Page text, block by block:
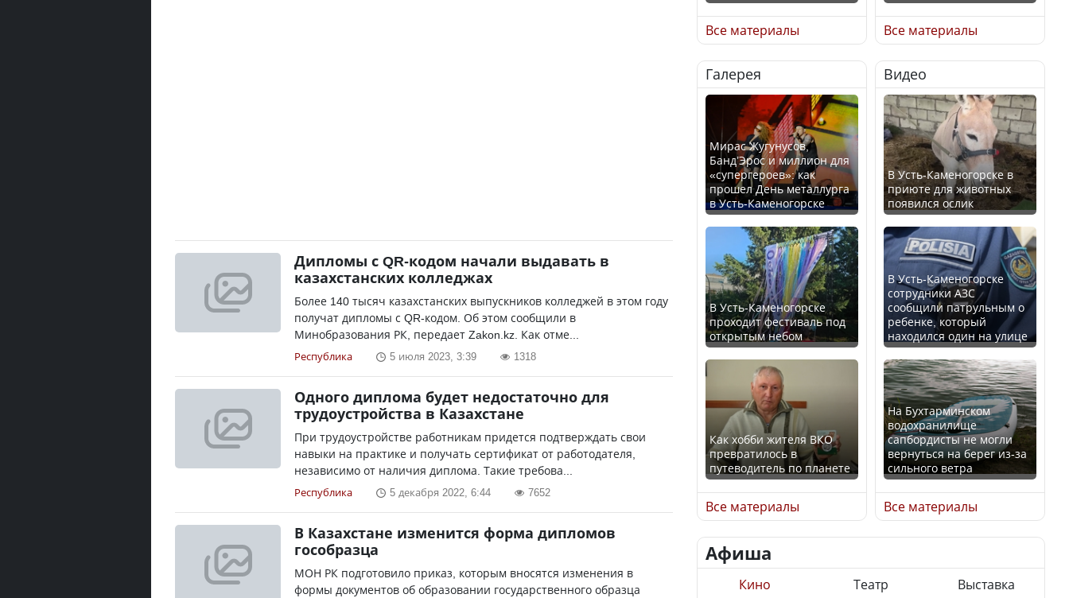
Дипломы с QR-кодом начали выдавать в
казахстанских колледжах
Более 140 тысяч казахстанских выпускников колледжей в этом году
получат дипломы с QR-кодом. Об этом сообщили в
Минобразования РК, передает Zakon.kz. Как отме...
Республика 5 июля 2023, 3:39 1318
Одного диплома будет недостаточно для
трудоустройства в Казахстане
При трудоустройстве работникам придется подтверждать свои
навыки на практике и получать сертификат от работодателя,
независимо от наличия диплома. Такие требова...
Республика 5 декабря 2022, 6:44 7652
В Казахстане изменится форма дипломов
гособразца
МОН РК подготовило приказ, которым вносятся изменения в
формы документов об образовании государственного образца
Қазақстан Орталық Азия
елдері арасында әл-ауқат
индексінде көш бастады
Казахстан возглавил
рейтинг благополучия
среди стран Центральной
Азии
Будут ли представлены
интересы регионов в
Курултае?
Ең төменгі жалақы,
алимент, экология: жеті
партия сайлаушылармен
нені талқылап жатыр?
Все материалы
В РФ вынесен заочный
приговор по уголовному
делу об убийстве Игоря
Талькова
В России введены
дополнительные
ограничения для
казахстанских прав
Трамп официально
вступил в должность
президента США
Луну признали объектом
культурного наследия,
находящегося под
угрозой исчезновения
Все материалы
Галерея
Мирас Жугунусов,
Банд’Эрос и миллион для
«супергероев»: как
прошел День металлурга
в Усть-Каменогорске
В Усть-Каменогорске
проходит фестиваль под
открытым небом
Как хобби жителя ВКО
превратилось в
путеводитель по планете
Все материалы
Видео
В Усть-Каменогорске в
приюте для животных
появился ослик
В Усть-Каменогорске
сотрудники АЗС
сообщили патрульным о
ребенке, который
находился один на улице
На Бухтарминском
водохранилище
сапбордисты не могли
вернуться на берег из-за
сильного ветра
Все материалы
Афиша
Кино Театр Выставка